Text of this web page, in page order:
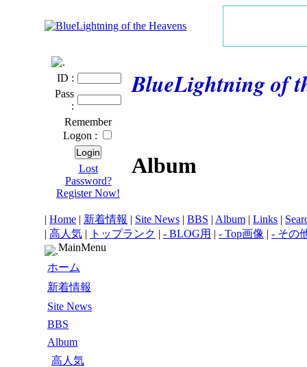
ID :
Pass
:
Remember
Logon :
Lost
Password?
Register Now!
BlueLightning of
Album
| Home | 新着情報 | Site News | BBS | Album | Links |
| 高人気 | トップランク | - BLOG用 | - Top画像 | - その
MainMenu
ホーム
新着情報
Site News
BBS
Album
高人気